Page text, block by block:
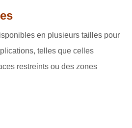
en plusieurs tailles pour
telles que celles
restreints ou des zones